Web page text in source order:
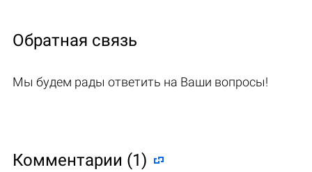
Обратная связь
Мы будем рады ответить на Ваши вопросы!
Комментарии (1)